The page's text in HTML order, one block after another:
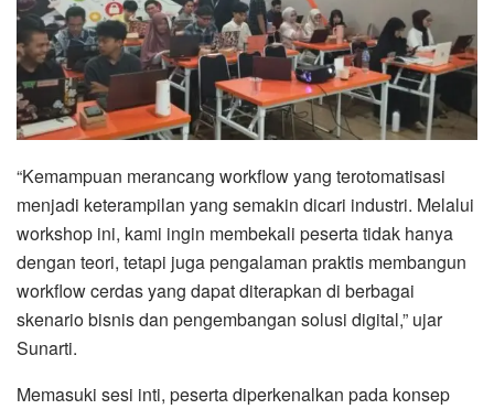
“Kemampuan merancang workflow yang terotomatisasi
menjadi keterampilan yang semakin dicari industri. Melalui
workshop ini, kami ingin membekali peserta tidak hanya
dengan teori, tetapi juga pengalaman praktis membangun
workflow cerdas yang dapat diterapkan di berbagai
skenario bisnis dan pengembangan solusi digital,” ujar
Sunarti.
Memasuki sesi inti, peserta diperkenalkan pada konsep